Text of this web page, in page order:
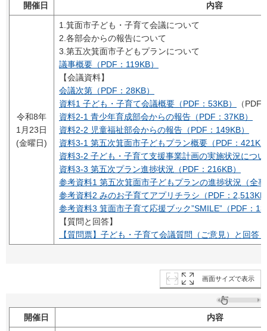
開催日 内容
令和8年
1月23日
(金曜日)
1.箕面市子ども・子育て会議について
2.各部会からの報告について
3.第五次箕面市子どもプランについて
議事概要（PDF：119KB）
【会議資料】
会議次第（PDF：28KB）
資料1 子ども・子育て会議概要（PDF：53KB）
（PDF
資料2-1 青少年育成部会からの報告（PDF：37KB）
資料2-2 児童福祉部会からの報告（PDF：149KB）
資料3-1 第五次箕面市子どもプラン概要（PDF：
資料3-2 子ども・子育て支援事業計画の実施状況につ
資料3-3 第五次プラン進捗状況（PDF：216KB）
参考資料1 第五次箕面市子どもプランの進捗状況（全
参考資料2 みのお子育てアプリチラシ（PDF：2,513KB
参考資料3 箕面市子育て応援ブック”SMILE”（PDF：
【質問と回答】
【質問票】子ども・子育て会議質問（ご意見）と回答
画面サイズで表示
開催日 内容